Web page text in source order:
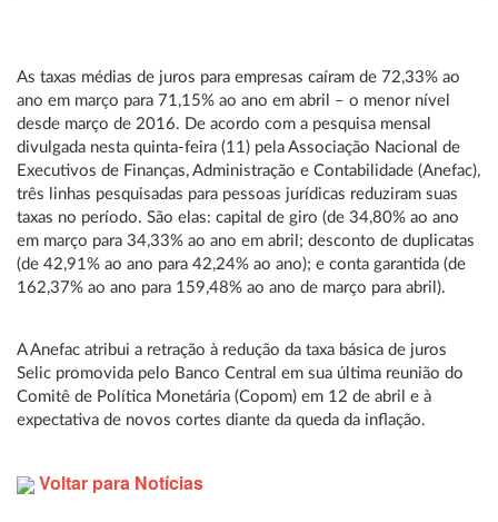
As taxas médias de juros para empresas caíram de 72,33% ao
ano em março para 71,15% ao ano em abril – o menor nível
desde março de 2016. De acordo com a pesquisa mensal
divulgada nesta quinta-feira (11) pela Associação Nacional de
Executivos de Finanças, Administração e Contabilidade (Anefac),
três linhas pesquisadas para pessoas jurídicas reduziram suas
taxas no período. São elas: capital de giro (de 34,80% ao ano
em março para 34,33% ao ano em abril; desconto de duplicatas
(de 42,91% ao ano para 42,24% ao ano); e conta garantida (de
162,37% ao ano para 159,48% ao ano de março para abril).
A Anefac atribui a retração à redução da taxa básica de juros
Selic promovida pelo Banco Central em sua última reunião do
Comitê de Política Monetária (Copom) em 12 de abril e à
expectativa de novos cortes diante da queda da inflação.
Voltar para Notícias